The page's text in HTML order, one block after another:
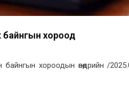
байнгын хороод
хороодын өнөөдрийн /